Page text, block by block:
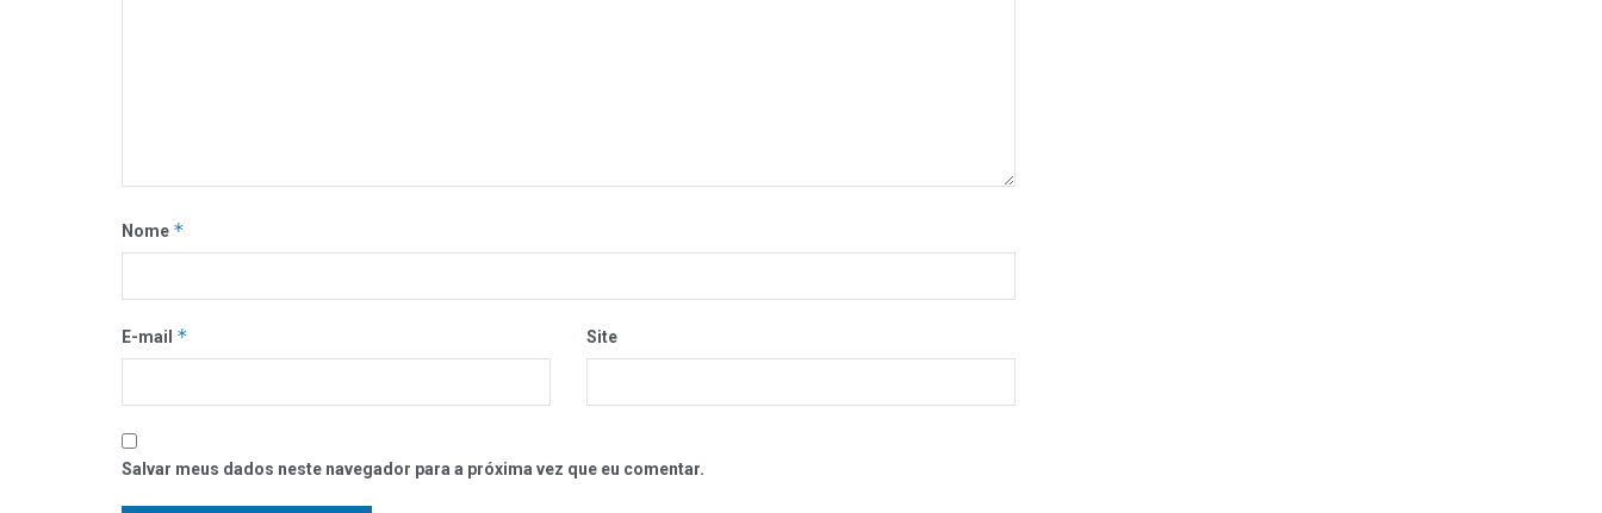
Nome *
E-mail * Site
Salvar meus dados neste navegador para a próxima vez que eu comentar.